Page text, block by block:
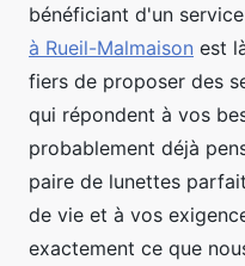
bénéficiant d'un
à Rueil-Malmaison est
fiers de proposer des
qui répondent à vos
probablement déjà
paire de lunettes
de vie et à vos
exactement ce que